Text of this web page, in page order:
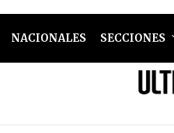
NACIONALES SECCIONES